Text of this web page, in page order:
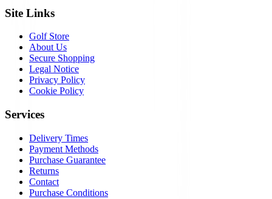
Site Links
Golf Store
About Us
Secure Shopping
Legal Notice
Privacy Policy
Cookie Policy
Services
Delivery Times
Payment Methods
Purchase Guarantee
Returns
Contact
Purchase Conditions